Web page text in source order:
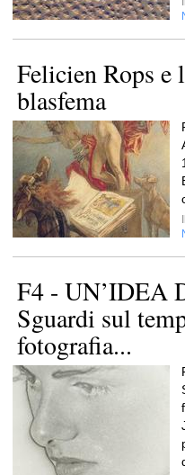
Felicien Rops e
blasfema
F4 - UN’IDEA
Sguardi sul
fotografia...